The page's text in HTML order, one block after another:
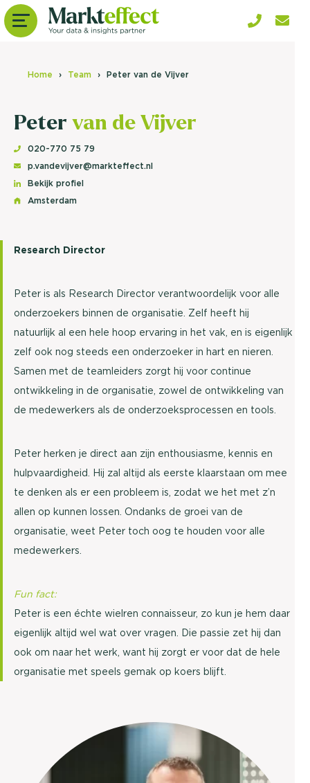
Home Team Peter van de Vijver
Peter van de Vijver
020-770 75 79
p.vandevijver@markteffect.nl
Bekijk profiel
Amsterdam
Research Director
Peter is als Research Director verantwoordelijk voor alle
onderzoekers binnen de organisatie. Zelf heeft hij
natuurlijk al een hele hoop ervaring in het vak, en is eigenlijk
zelf ook nog steeds een onderzoeker in hart en nieren.
Samen met de teamleiders zorgt hij voor continue
ontwikkeling in de organisatie, zowel de ontwikkeling van
de medewerkers als de onderzoeksprocessen en tools.
Peter herken je direct aan zijn enthousiasme, kennis en
hulpvaardigheid. Hij zal altijd als eerste klaarstaan om mee
te denken als er een probleem is, zodat we het met z’n
allen op kunnen lossen. Ondanks de groei van de
organisatie, weet Peter toch oog te houden voor alle
medewerkers.
Fun fact:
Peter is een échte wielren connaisseur, zo kun je hem daar
eigenlijk altijd wel wat over vragen. Die passie zet hij dan
ook om naar het werk, want hij zorgt er voor dat de hele
organisatie met speels gemak op koers blijft.